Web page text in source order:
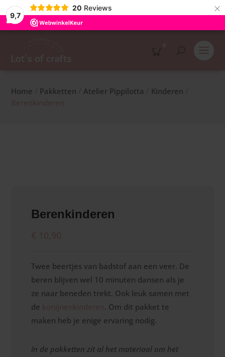
9,7
20 Reviews ×
Home Pakketten /Atelier Pippilotta Kinderen
Berenkinderen
Twee beertjes van badstof aan een veer. De
beren blijven wel 10 minuten dansen als je
ze naar beneden trekt. Ook leuk samen met
de
. Om dit pakket te
maken heb je enige ervaring nodig.
In de pakketten zit al het materiaal om het